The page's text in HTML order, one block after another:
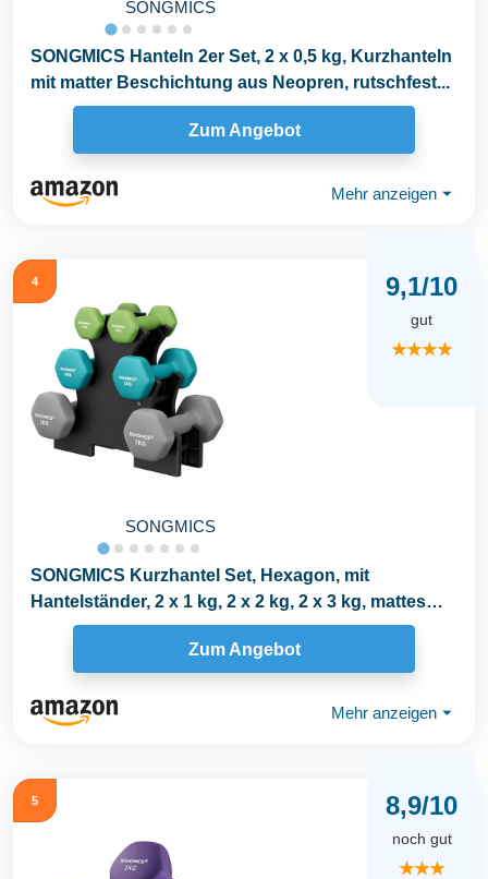
SONGMICS
SONGMICS Hanteln 2er Set, 2 x 0,5 kg, Kurzhanteln
mit matter Beschichtung aus Neopren, rutschfest...
Zum Angebot
Mehr anzeigen ⏷
4
SONGMICS
9,1/10
gut
★★★★
SONGMICS Kurzhantel Set, Hexagon, mit
Hantelständer, 2 x 1 kg, 2 x 2 kg, 2 x 3 kg, mattes
Finish...
Zum Angebot
Mehr anzeigen ⏷
5 8,9/10
noch gut
★★★